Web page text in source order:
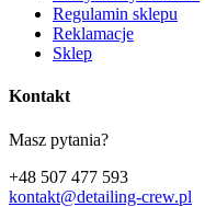
Regulamin sklepu
Reklamacje
Sklep
Kontakt
Masz pytania?
+48 507 477 593
kontakt@detailing-crew.pl